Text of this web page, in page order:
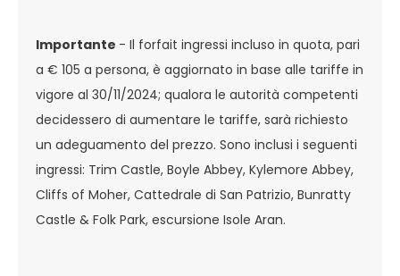
Importante - Il forfait ingressi incluso in quota, pari
a € 105 a persona, è aggiornato in base alle tariffe in
vigore al 30/11/2024; qualora le autorità competenti
decidessero di aumentare le tariffe, sarà richiesto
un adeguamento del prezzo. Sono inclusi i seguenti
ingressi: Trim Castle, Boyle Abbey, Kylemore Abbey,
Cliffs of Moher, Cattedrale di San Patrizio, Bunratty
Castle & Folk Park, escursione Isole Aran.